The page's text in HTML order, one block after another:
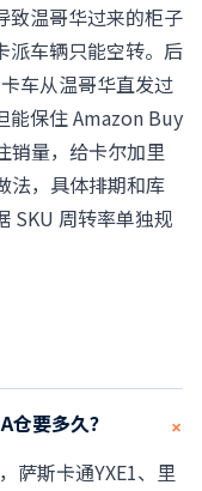
致温哥华过来的柜子
派车辆只能空转。后
车从温哥华直发过
能保住 Amazon Buy
销量，给卡尔加里
法，具体排期和库
SKU 周转率单独规
仓要多久？ +
萨斯卡通YXE1、里